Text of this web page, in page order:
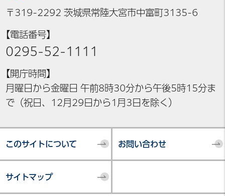
〒319-2292 茨城県常陸大宮市中富町3135-6
【電話番号】
0295-52-1111
【開庁時間】
月曜日から金曜日 午前8時30分から午後5時15分ま
で（祝日、12月29日から1月3日を除く）
このサイトについて お問い合わせ
サイトマップ